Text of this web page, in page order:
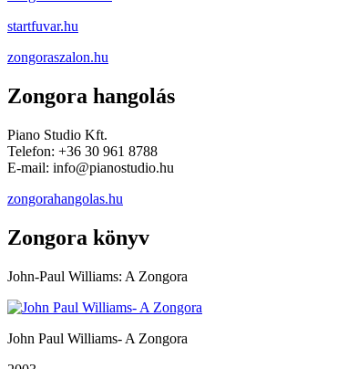
startfuvar.hu
zongoraszalon.hu
Zongora hangolás
Piano Studio Kft.
Telefon: +36 30 961 8788
E-mail: info@pianostudio.hu
zongorahangolas.hu
Zongora könyv
John-Paul Williams: A Zongora
John Paul Williams- A Zongora